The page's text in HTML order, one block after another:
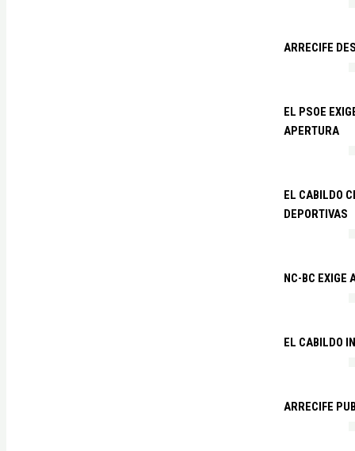
ARRECIFE
EL PSOE
APERTURA
EL CABILDO
DEPORTIVAS
NC-BC EXIGE
EL CABILDO
ARRECIFE